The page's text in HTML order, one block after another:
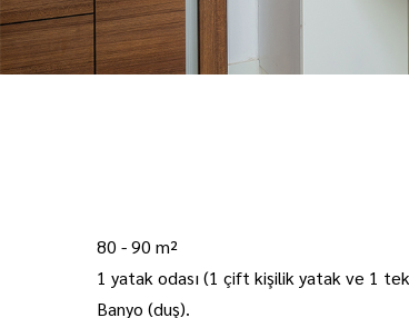
80 - 90 m²
1 yatak odası (1 çift kişilik yatak ve 1
Banyo (duş).